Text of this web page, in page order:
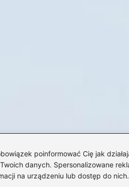
poinformować Cię jak
danych. Spersonalizowane
na urządzeniu lub dostęp do nich.